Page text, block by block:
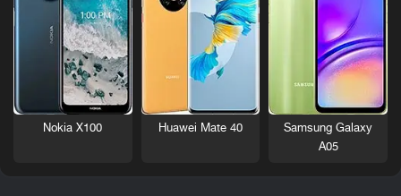
Samsung Galaxy
A05
Huawei Mate 40
Nokia X100